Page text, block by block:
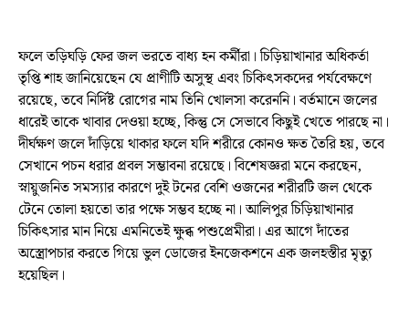
ফলে তড়িঘড়ি ফের জল ভরতে বাধ্য হন কর্মীরা। চিড়িয়াখানার অধিকর্তা
তৃপ্তি শাহ জানিয়েছেন যে প্রাণীটি অসুস্থ এবং চিকিৎসকদের পর্যবেক্ষণে
রয়েছে, তবে নির্দিষ্ট রোগের নাম তিনি খোলসা করেননি। বর্তমানে জলের
ধারেই তাকে খাবার দেওয়া হচ্ছে, কিন্তু সে সেভাবে কিছুই খেতে পারছে না।
দীর্ঘক্ষণ জলে দাঁড়িয়ে থাকার ফলে যদি শরীরে কোনও ক্ষত তৈরি হয়, তবে
সেখানে পচন ধরার প্রবল সম্ভাবনা রয়েছে। বিশেষজ্ঞরা মনে করছেন,
স্নায়ুজনিত সমস্যার কারণে দুই টনের বেশি ওজনের শরীরটি জল থেকে
টেনে তোলা হয়তো তার পক্ষে সম্ভব হচ্ছে না। আলিপুর চিড়িয়াখানার
চিকিৎসার মান নিয়ে এমনিতেই ক্ষুব্ধ পশুপ্রেমীরা। এর আগে দাঁতের
অস্ত্রোপচার করতে গিয়ে ভুল ডোজের ইনজেকশনে এক জলহস্তীর মৃত্যু
হয়েছিল।